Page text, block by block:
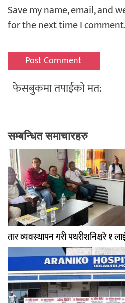
Save my name, email, and
for the next time I
फेसबुकमा तपाईको मत:
सम्बन्धित समाचारहरु
तार व्यवस्थापन गरी पथरीशनिश्चरे १